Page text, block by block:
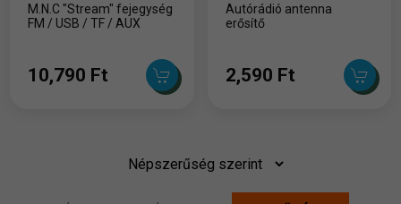
M.N.C "Stream" fejegység
FM / USB / TF / AUX
10,790 Ft
Autórádió antenna
erősítő
2,590 Ft